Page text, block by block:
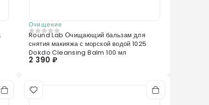
Очищение
0 из 5
Round Lab Очищающий бальзам для
снятия макияжа с морской водой 1025
Dokdo Cleansing Balm 100 мл
2 390 ₽